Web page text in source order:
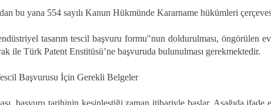
bu yana 554 sayılı Kanun Hükmünde Kararname hükümleri
tasarım tescil başvuru formu"nun doldurulması, öngörülen
ile Türk Patent Enstitüsü’ne başvuruda bulunulması gerekmektedir.
Başvurusu İçin Gerekli Belgeler